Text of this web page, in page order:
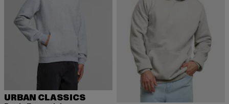
URBAN CLASSICS